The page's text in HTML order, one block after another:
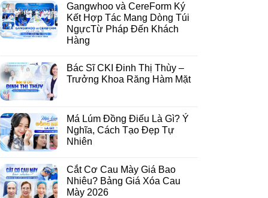
Gangwhoo và CereForm Ký
Kết Hợp Tác Mang Dòng Túi
NgựcTừ Pháp Đến Khách
Hàng
Bác Sĩ CKI Đinh Thị Thùy –
Trưởng Khoa Răng Hàm Mặt
Má Lúm Đồng Điếu Là Gì? Ý
Nghĩa, Cách Tạo Đẹp Tự
Nhiên
Cắt Cơ Cau Mày Giá Bao
Nhiêu? Bảng Giá Xóa Cau
Mày 2026